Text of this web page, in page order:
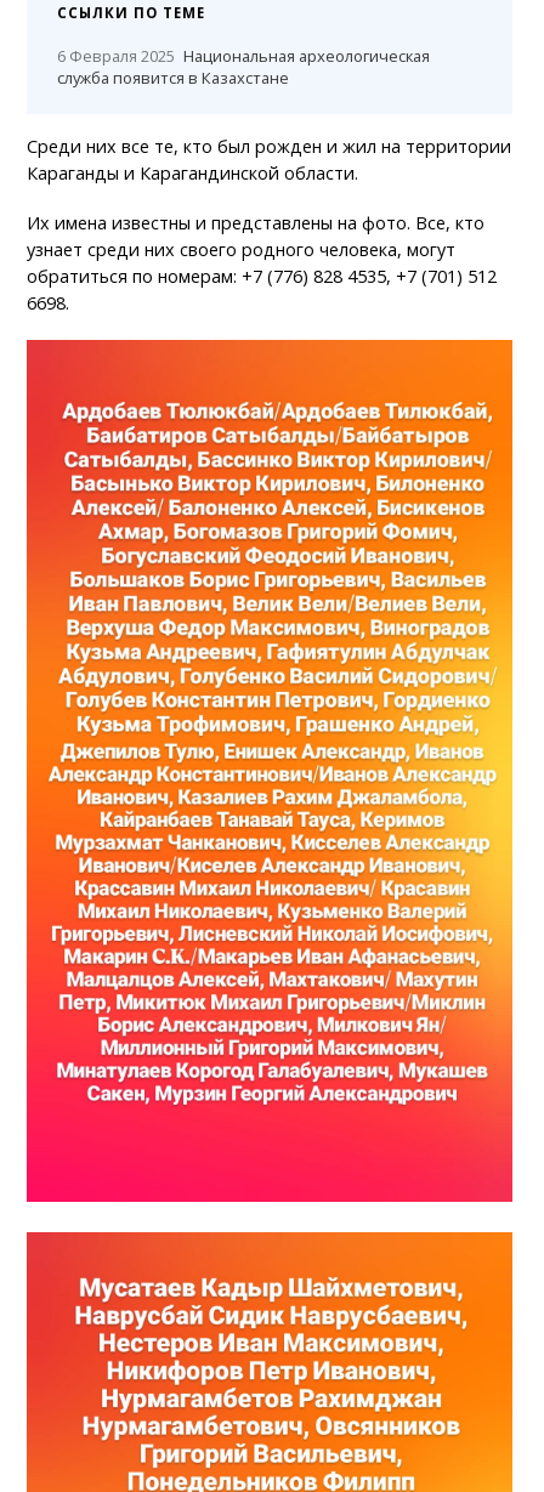
ССЫЛКИ ПО ТЕМЕ
6 Февраля 2025 Национальная археологическая
служба появится в Казахстане
Среди них все те, кто был рожден и жил на территории
Караганды и Карагандинской области.
Их имена известны и представлены на фото. Все, кто
узнает среди них своего родного человека, могут
обратиться по номерам: +7 (776) 828 4535, +7 (701) 512
6698.